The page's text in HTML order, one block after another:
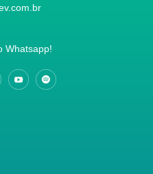
Whatsapp!